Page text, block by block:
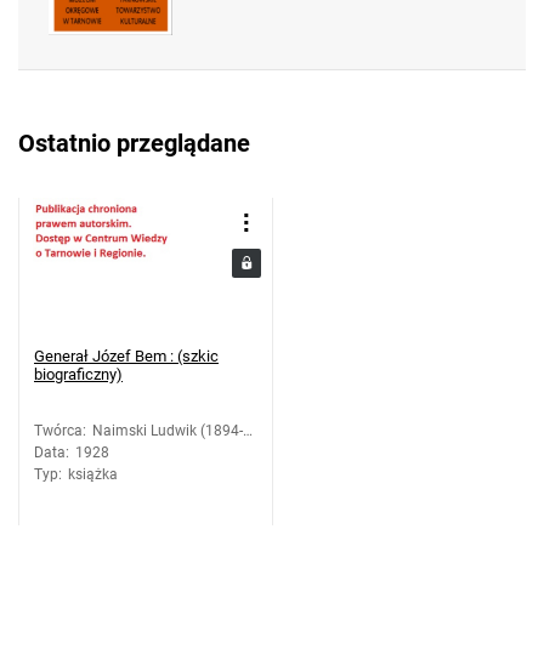
Ostatnio przeglądane
Generał Józef Bem : (szkic
biograficzny)
Twórca: Naimski Ludwik (1894-
1971)
Data: 1928
Typ: książka